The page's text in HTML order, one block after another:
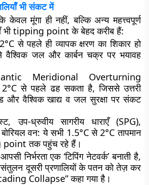
भी संकट में
केवल मूंगा ही नहीं, बल्कि अन्य महत्त्वपूर्ण
भी tipping point के बेहद करीब हैं:
से पहले ही व्यापक क्षरण का शिकार हो
जल और कार्बन चक्र पर भयावह
Meridional Overturning
से पहले ढह सकता है, जिससे उत्तरी
और वैश्विक खाद्य व जल सुरक्षा पर संकट
उप-ध्रुवीय सागरीय धाराएँ (SPG),
बोरियल वन: ये सभी 1.5°C से 2°C तापमान
तक पहुंच रहे हैं।
निर्भरता एक ‘टिपिंग नेटवर्क’ बनाती है,
दूसरी प्रणालियों के पतन को तेज़ कर
Collapse” कहा गया है।